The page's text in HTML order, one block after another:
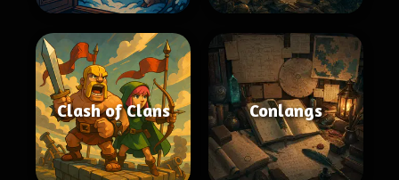
Clash of Clans Conlangs